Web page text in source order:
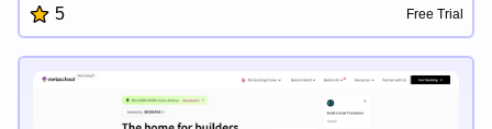
스터, 영감을 주는 인용구, 국가 탐색기, 색상 선택기, 책 추천, 포
모도로 타이머, 일정 플래너, HN 향상, GitHub 저장소 탐색기, 이
를 간소화하도록 설계되어 있습니다.
5 Free Trial